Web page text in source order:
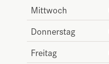
Mittwoch
Donnerstag
Freitag